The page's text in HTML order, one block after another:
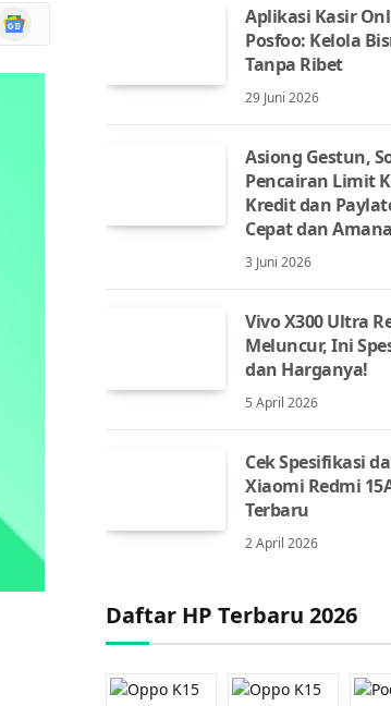
Google
News
Aplikasi Kasir
Posfoo: Kelola
Tanpa Ribet
29 Juni 2026
Asiong Gestun,
Pencairan Limit
Kredit dan
Cepat dan
3 Juni 2026
Vivo X300 Ultra
Meluncur, Ini
dan Harganya!
5 April 2026
Cek Spesifikasi
Xiaomi Redmi
Terbaru
2 April 2026
Daftar HP Terbaru 2026